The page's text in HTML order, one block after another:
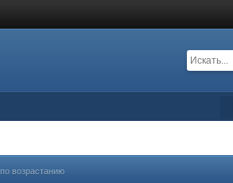
по возрастанию